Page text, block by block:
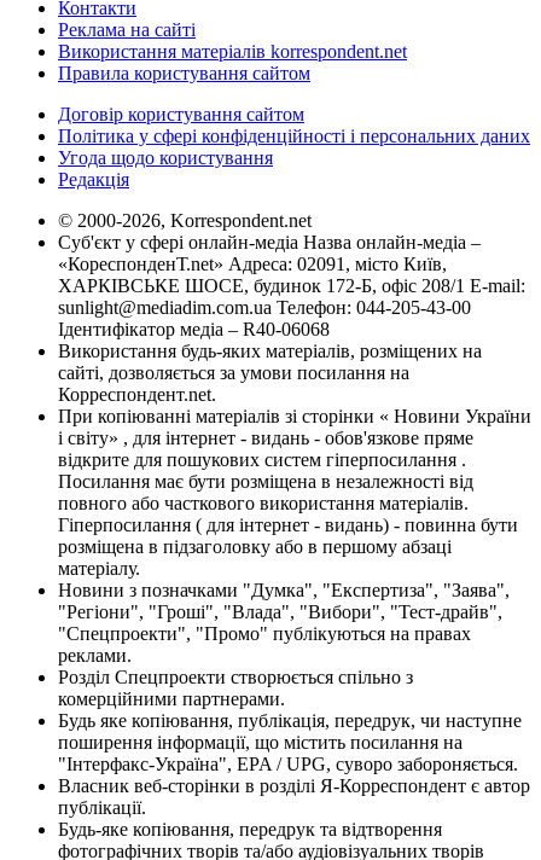
Контакти
Реклама на сайті
Використання матеріалів korrespondent.net
Правила користування сайтом
Договір користування сайтом
Політика у сфері конфіденційності і персональних даних
Угода щодо користування
Редакція
© 2000-2026, Korrespondent.net
Суб'єкт у сфері онлайн-медіа Назва онлайн-медіа –
«КореспонденТ.net» Адреса: 02091, місто Київ,
ХАРКІВСЬКЕ ШОСЕ, будинок 172-Б, офіс 208/1 E-mail:
sunlight@mediadim.com.ua Телефон: 044-205-43-00
Ідентифікатор медіа – R40-06068
Використання будь-яких матеріалів, розміщених на
сайті, дозволяється за умови посилання на
Корреспондент.net.
При копіюванні матеріалів зі сторінки « Новини України
і світу» , для інтернет - видань - обов'язкове пряме
відкрите для пошукових систем гіперпосилання .
Посилання має бути розміщена в незалежності від
повного або часткового використання матеріалів.
Гіперпосилання ( для інтернет - видань) - повинна бути
розміщена в підзаголовку або в першому абзаці
матеріалу.
Новини з позначками "Думка", "Експертиза", "Заява",
"Регіони", "Гроші", "Влада", "Вибори", "Тест-драйв",
"Спецпроекти", "Промо" публікуються на правах
реклами.
Розділ Спецпроекти створюється спільно з
комерційними партнерами.
Будь яке копіювання, публікація, передрук, чи наступне
поширення інформації, що містить посилання на
"Інтерфакс-Україна", EPA / UPG, суворо забороняється.
Власник веб-сторінки в розділі Я-Корреспондент є автор
публікації.
Будь-яке копіювання, передрук та відтворення
фотографічних творів та/або аудіовізуальних творів